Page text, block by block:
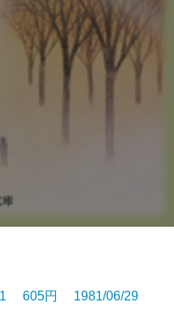
1 605円 1981/06/29